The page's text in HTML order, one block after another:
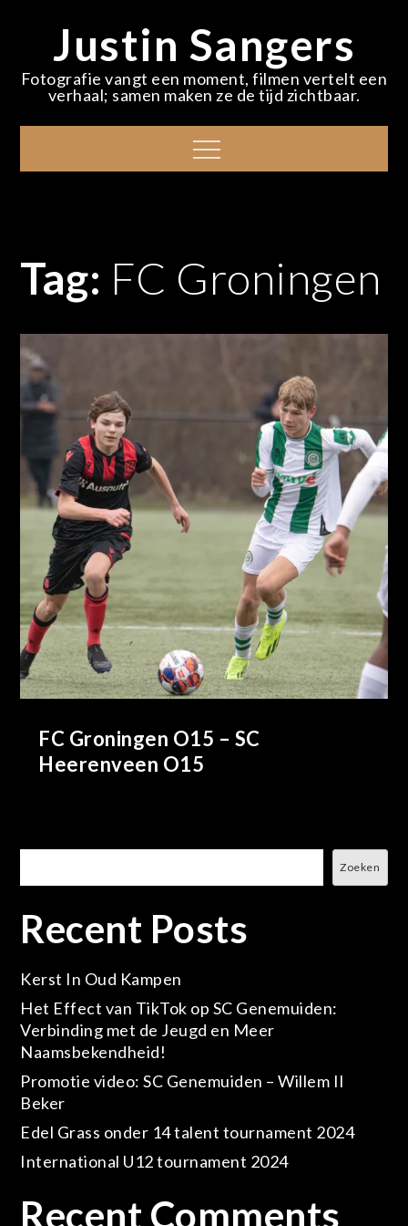
contentJustin Sangers
Fotografie vangt een moment, filmen vertelt een
verhaal; samen maken ze de tijd zichtbaar.
Menu
Tag: FC Groningen
FC Groningen O15 – SC
Heerenveen O15
Zoeken
Recent Posts
Kerst In Oud Kampen
Het Effect van TikTok op SC Genemuiden:
Verbinding met de Jeugd en Meer
Naamsbekendheid!
Promotie video: SC Genemuiden – Willem II
Beker
Edel Grass onder 14 talent tournament 2024
International U12 tournament 2024
Recent Comments